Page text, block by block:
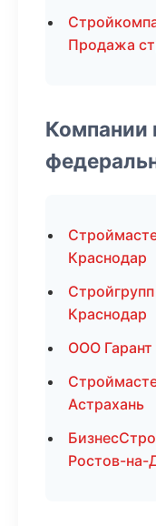
Продажа
Компании
Краснодар
Краснодар
ООО
Астрахань
Ростов-на-